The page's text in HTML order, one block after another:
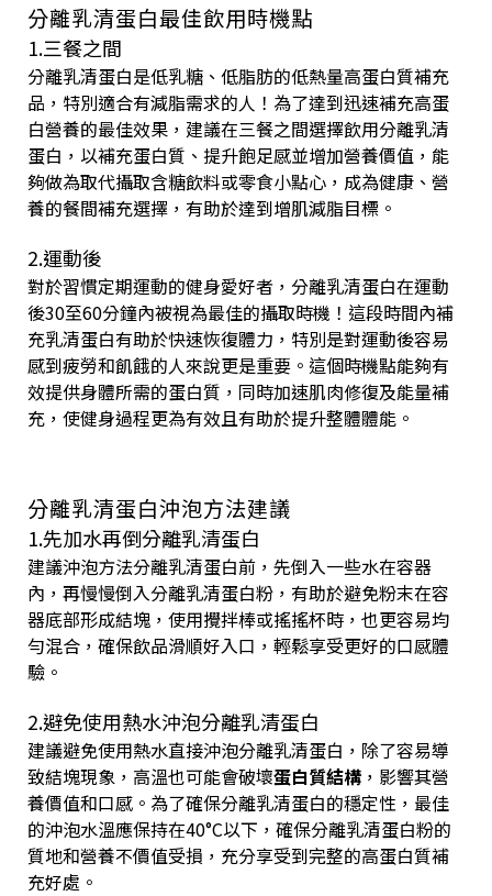
分離乳清蛋白最佳飲用時機點
1.三餐之間
分離乳清蛋白是低乳糖、低脂肪的低熱量高蛋白質補充
品，特別適合有減脂需求的人！為了達到迅速補充高蛋
白營養的最佳效果，建議在三餐之間選擇飲用分離乳清
蛋白，以補充蛋白質、提升飽足感並增加營養價值，能
夠做為取代攝取含糖飲料或零食小點心，成為健康、營
養的餐間補充選擇，有助於達到增肌減脂目標。
2.運動後
對於習慣定期運動的健身愛好者，分離乳清蛋白在運動
後30至60分鐘內被視為最佳的攝取時機！這段時間內補
充乳清蛋白有助於快速恢復體力，特別是對運動後容易
感到疲勞和飢餓的人來說更是重要。這個時機點能夠有
效提供身體所需的蛋白質，同時加速肌肉修復及能量補
充，使健身過程更為有效且有助於提升整體體能。
分離乳清蛋白沖泡方法建議
1.先加水再倒分離乳清蛋白
建議沖泡方法分離乳清蛋白前，先倒入一些水在容器
內，再慢慢倒入分離乳清蛋白粉，有助於避免粉末在容
器底部形成結塊，使用攪拌棒或搖搖杯時，也更容易均
勻混合，確保飲品滑順好入口，輕鬆享受更好的口感體
驗。
2.避免使用熱水沖泡分離乳清蛋白
建議避免使用熱水直接沖泡分離乳清蛋白，除了容易導
致結塊現象，高溫也可能會破壞蛋白質結構 ，影響其營
養價值和口感。為了確保分離乳清蛋白的穩定性，最佳
的沖泡水溫應保持在40°C以下，確保分離乳清蛋白粉的
質地和營養不價值受損，充分享受到完整的高蛋白質補
充好處。